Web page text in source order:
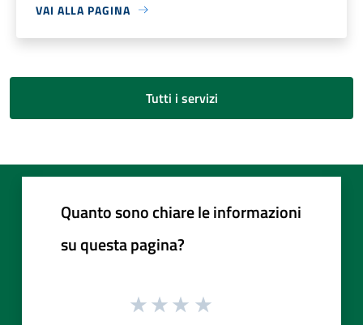
VAI ALLA PAGINA
Tutti i servizi
Quanto sono chiare le informazioni
su questa pagina?